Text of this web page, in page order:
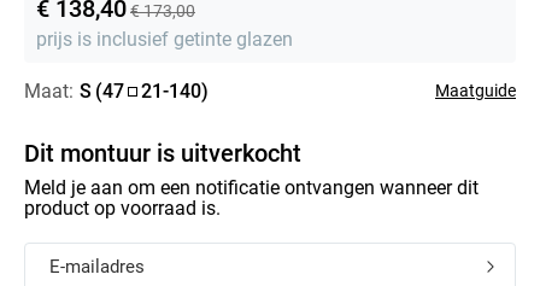
€ 138,40€ 173,00
prijs is inclusief getinte glazen
Maat: S (47 21-140) Maatguide
Dit montuur is uitverkocht
Meld je aan om een notificatie ontvangen wanneer dit
product op voorraad is.